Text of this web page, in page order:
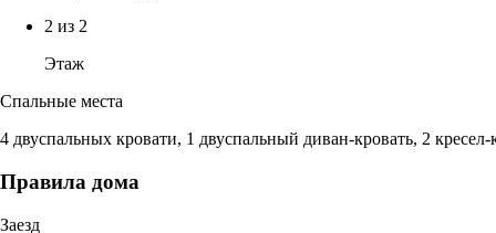
2 из 2
Этаж
Спальные места
4 двуспальных кровати, 1 двуспальный диван-кровать, 2 кресел-
Правила дома
Заезд